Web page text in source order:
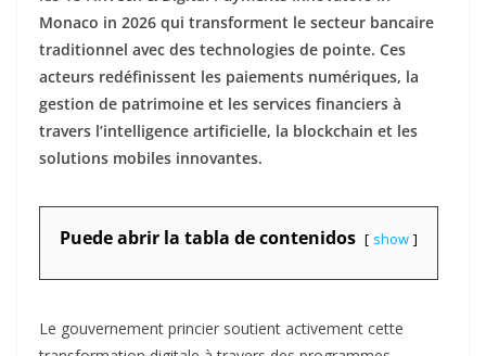
Monaco in 2026 qui transforment le secteur bancaire
traditionnel avec des technologies de pointe. Ces
acteurs redéfinissent les paiements numériques, la
gestion de patrimoine et les services financiers à
travers l’intelligence artificielle, la blockchain et les
solutions mobiles innovantes.​
Puede abrir la tabla de contenidos show
Le gouvernement princier soutient activement cette